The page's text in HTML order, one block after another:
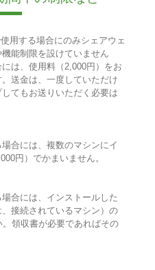
用する場合にのみシェアウェ
能制限を設けていません
は、使用料（2,000円）をお
送金は、一度していただけ
てもお送りいただく必要は
合には、複数のマシンにイ
円）でかまいません。
合には、インストールした
接続されているマシン）の
領収書が必要であればその